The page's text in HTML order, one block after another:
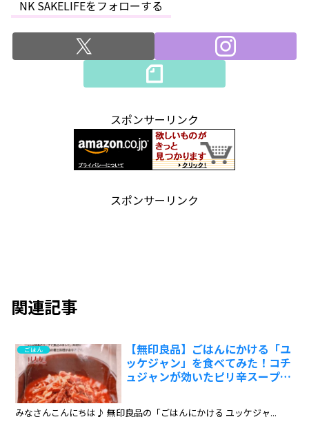
NK SAKELIFEをフォローする
スポンサーリンク
スポンサーリンク
関連記事
ごはん
【無印良品】ごはんにかける「ユ
ッケジャン」を食べてみた！コチ
ュジャンが効いたピリ辛スープ￼￼:
みなさんこんにちは♪ 無印良品の「ごはんにかける ユッケジャ...